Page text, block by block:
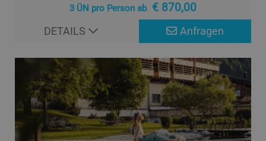
3 ÜN pro Person ab € 870,00
Anfragen
DETAILS